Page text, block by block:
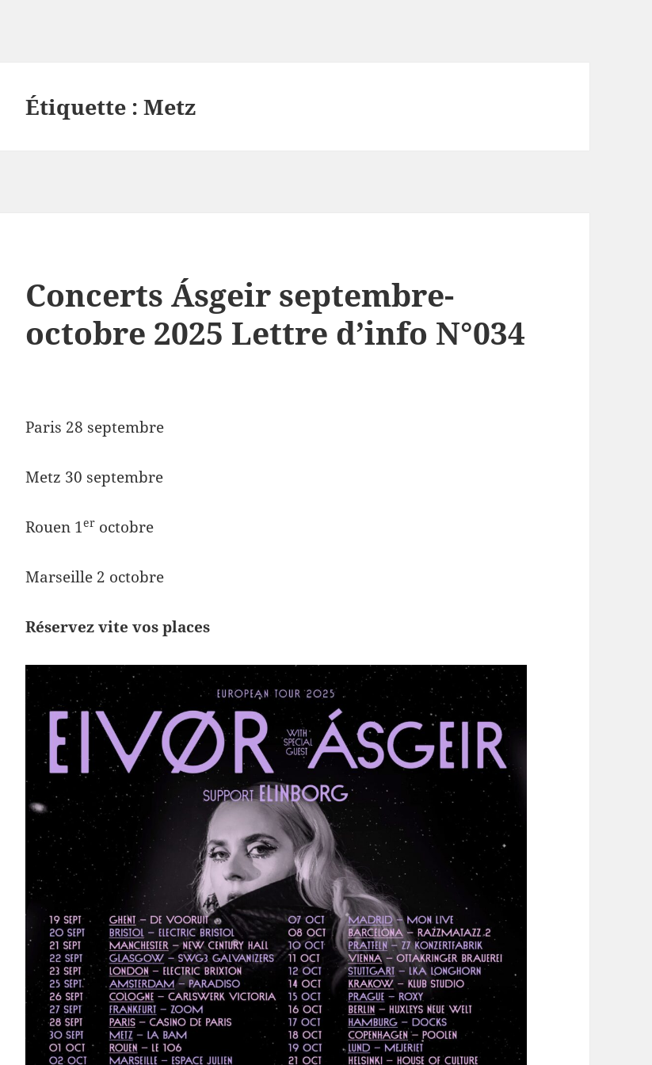
Étiquette :Metz
Concerts Ásgeir septembre-
octobre 2025 Lettre d’info N°034
Paris 28 septembre
Metz 30 septembre
Rouen 1er octobre
Marseille 2 octobre
Réservez vite vos places